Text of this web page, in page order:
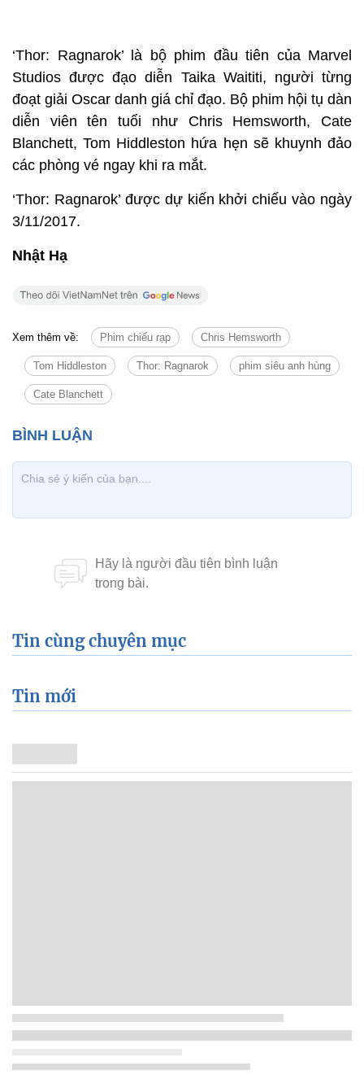
‘Thor: Ragnarok’ là bộ phim đầu tiên của Marvel
Studios được đạo diễn Taika Waititi, người từng
đoạt giải Oscar danh giá chỉ đạo. Bộ phim hội tụ dàn
diễn viên tên tuổi như Chris Hemsworth, Cate
Blanchett, Tom Hiddleston hứa hẹn sẽ khuynh đảo
các phòng vé ngay khi ra mắt.
‘Thor: Ragnarok’ được dự kiến khởi chiếu vào ngày
3/11/2017.
Nhật Hạ
Xem thêm về: Phim chiếu rạp Chris Hemsworth
Tom Hiddleston Thor: Ragnarok phim siêu anh hùng
Cate Blanchett
Tin cùng chuyên mục
Tin mới